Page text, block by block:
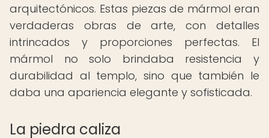
arquitectónicos. Estas piezas de mármol eran
verdaderas obras de arte, con detalles
intrincados y proporciones perfectas. El
mármol no solo brindaba resistencia y
durabilidad al templo, sino que también le
daba una apariencia elegante y sofisticada.
La piedra caliza